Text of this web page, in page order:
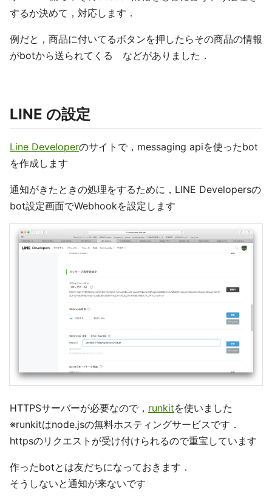
するか決めて，対応します．
例だと，商品に付いてるボタンを押したらその商品の情報
がbotから送られてくる などがありました．
LINE の設定
Line Developerのサイトで，messaging apiを使ったbot
を作成します
通知がきたときの処理をするために，LINE Developersの
bot設定画面でWebhookを設定します
HTTPSサーバーが必要なので， runkitを使いました
※runkitはnode.jsの無料ホスティングサービスです．
httpsのリクエストが受け付けられるので重宝しています
作ったbotとは友だちになっておきます．
そうしないと通知が来ないです